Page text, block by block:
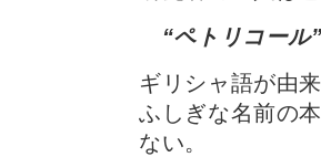
“ペトリコール
ギリシャ語が由
ふしぎな名前の
ない。